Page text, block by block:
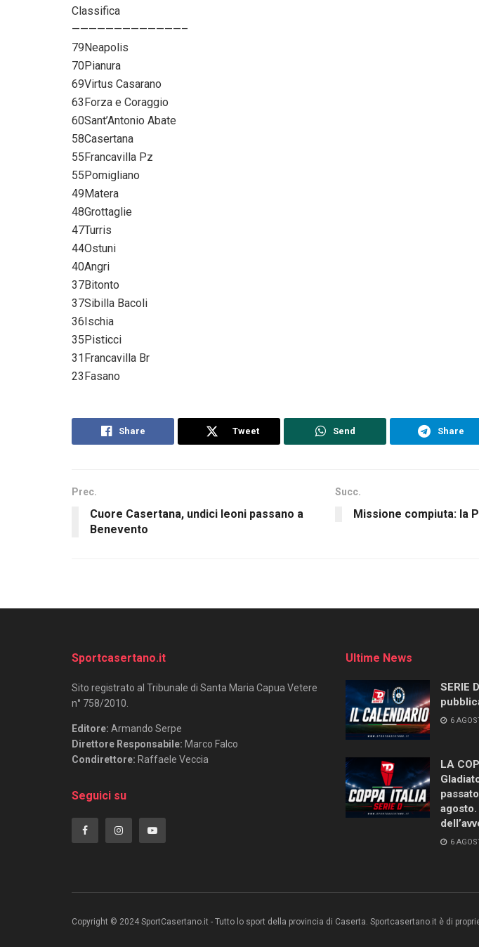
Classifica
—————————————–
79Neapolis
70Pianura
69Virtus Casarano
63Forza e Coraggio
60Sant’Antonio Abate
58Casertana
55Francavilla Pz
55Pomigliano
49Matera
48Grottaglie
47Turris
44Ostuni
40Angri
37Bitonto
37Sibilla Bacoli
36Ischia
35Pisticci
31Francavilla Br
23Fasano
Share Tweet Send Share
Prec.
Cuore Casertana, undici leoni passano a
Benevento
Succ.
Missione compiuta: la
Sportcasertano.it
Sito registrato al Tribunale di Santa Maria Capua Vetere
n° 758/2010.
Editore: Armando Serpe
Direttore Responsabile: Marco Falco
Condirettore: Raffaele Veccia
Seguici su
Ultime News
SERIE
6
LA
6
Copyright © 2024 SportCasertano.it - Tutto lo sport della provincia di Caserta. Sportcasertano.it è di